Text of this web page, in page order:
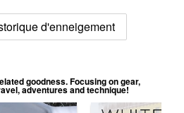
d'enneigement